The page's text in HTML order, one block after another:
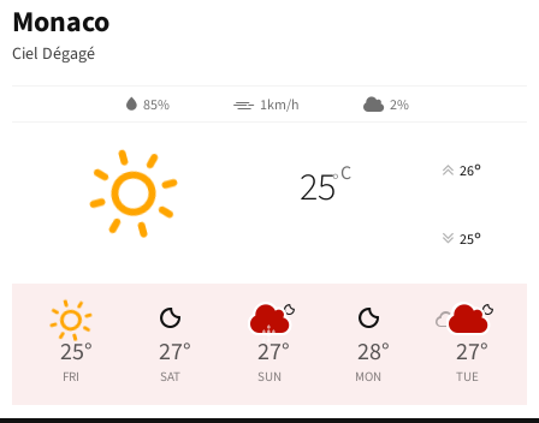
Monaco
Ciel Dégagé
85% 1km/h 2%
25°C 26°
25°
25°
FRI
27°
SAT
27°
SUN
28°
MON
27°
TUE